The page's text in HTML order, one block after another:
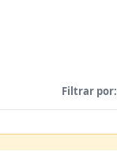
Filtrar por: